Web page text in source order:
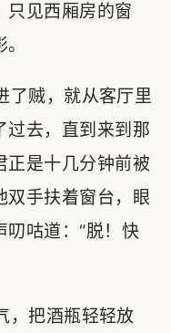
只见西厢房的窗
贼，就从客厅里
过去，直到来到那
正是十几分钟前被
双手扶着窗台，眼
叨咕道：“脱！快
，把酒瓶轻轻放